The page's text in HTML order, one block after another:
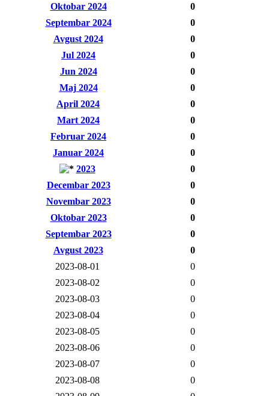
Oktobar 2024
0
Septembar 2024
0
Avgust 2024
0
Jul 2024
0
Jun 2024
0
Maj 2024
0
April 2024
0
Mart 2024
0
Februar 2024
0
Januar 2024
0
2023
0
Decembar 2023
0
Novembar 2023
0
Oktobar 2023
0
Septembar 2023
0
Avgust 2023
0
2023-08-01
0
2023-08-02
0
2023-08-03
0
2023-08-04
0
2023-08-05
0
2023-08-06
0
2023-08-07
0
2023-08-08
0